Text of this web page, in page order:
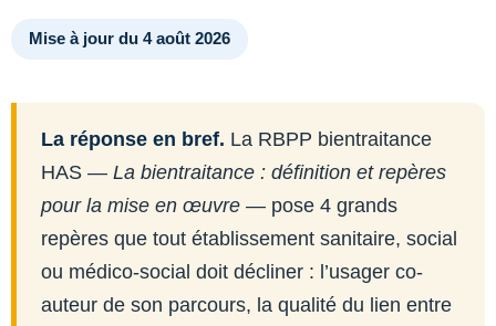
Mise à jour du 4 août 2026
La réponse en bref. La RBPP bientraitance
HAS — La bientraitance : définition et repères
pour la mise en œuvre — pose 4 grands
repères que tout établissement sanitaire, social
ou médico-social doit décliner : l’usager co-
auteur de son parcours, la qualité du lien entre